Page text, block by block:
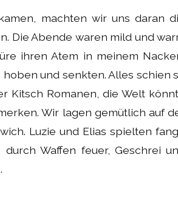
machten wir uns daran
Die Abende waren mild und
ihren Atem in meinem
und senkten. Alles schien
Kitsch Romanen, die Welt
Wir lagen gemütlich auf
Luzie und Elias spielten
Waffen feuer, Geschrei